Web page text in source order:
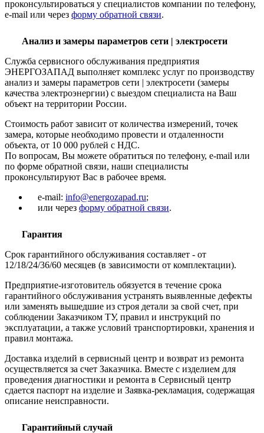
проконсультироваться у специалистов компании по телефону,
e-mail или через форму обратной связи.
Анализ и замеры параметров сети | электросети
Служба сервисного обслуживания предприятия
ЭНЕРГОЗАПАД выполняет комплекс услуг по производству
анализ и замеры параметров сети | электросети (замеры
качества электроэнергии) с выездом специалиста на Ваш
объект на территории России.
Стоимость работ зависит от количества измерений, точек
замера, которые необходимо провести и отдаленности
объекта, от 10 000 рублей с НДС.
По вопросам, Вы можете обратиться по телефону, e-mail или
по форме обратной связи, наши специалисты
проконсультируют Вас в рабочее время.
e-mail: info@energozapad.ru;
или через форму обратной связи.
Гарантия
Срок гарантийного обслуживания составляет - от
12/18/24/36/60 месяцев (в зависимости от комплектации).
Предприятие-изготовитель обязуется в течение срока
гарантийного обслуживания устранять выявленные дефекты
или заменять вышедшие из строя детали за свой счет, при
соблюдении Заказчиком ТУ, правил и инструкций по
эксплуатации, а также условий транспортировки, хранения и
правил монтажа.
Доставка изделий в сервисный центр и возврат из ремонта
осуществляется за счет Заказчика. Вместе с изделием для
проведения диагностики и ремонта в Сервисный центр
сдается паспорт на изделие и Заявка-рекламация, содержащая
описание неисправности.
Гарантийный случай